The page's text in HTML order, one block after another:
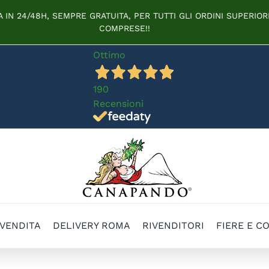
IN 24/48H, SEMPRE GRATUITA, PER TUTTI GLI ORDINI
COMPRESE!!
Ottimo
190
Recensioni
DELIVERY ROMA RIVENDITORI FIERE E